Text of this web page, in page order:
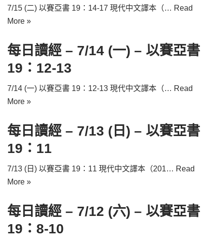
7/15 (二) 以賽亞書 19：14-17 現代中文譯本（… Read
More »
每日讀經 – 7/14 (一) – 以賽亞書
19：12-13
7/14 (一) 以賽亞書 19：12-13 現代中文譯本（… Read
More »
每日讀經 – 7/13 (日) – 以賽亞書
19：11
7/13 (日) 以賽亞書 19：11 現代中文譯本（201… Read
More »
每日讀經 – 7/12 (六) – 以賽亞書
19：8-10